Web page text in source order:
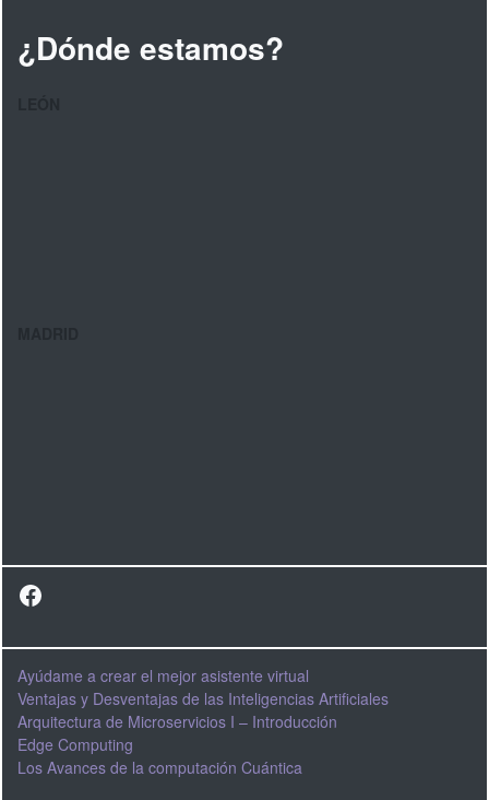
¿Dónde estamos?
Facebook
Ayúdame a crear el mejor asistente virtual
Ventajas y Desventajas de las Inteligencias Artificiales
Arquitectura de Microservicios I – Introducción
Edge Computing
Los Avances de la computación Cuántica